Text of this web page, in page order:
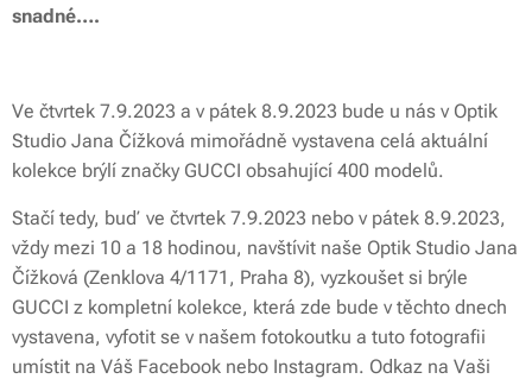
snadné….
Ve čtvrtek 7.9.2023 a v pátek 8.9.2023 bude u nás v Optik
Studio Jana Čížková mimořádně vystavena celá aktuální
kolekce brýlí značky GUCCI obsahující 400 modelů.
Stačí tedy, buď ve čtvrtek 7.9.2023 nebo v pátek 8.9.2023,
vždy mezi 10 a 18 hodinou, navštívit naše Optik Studio Jana
Čížková (Zenklova 4/1171, Praha 8), vyzkoušet si brýle
GUCCI z kompletní kolekce, která zde bude v těchto dnech
vystavena, vyfotit se v našem fotokoutku a tuto fotografii
umístit na Váš Facebook nebo Instagram. Odkaz na Vaši